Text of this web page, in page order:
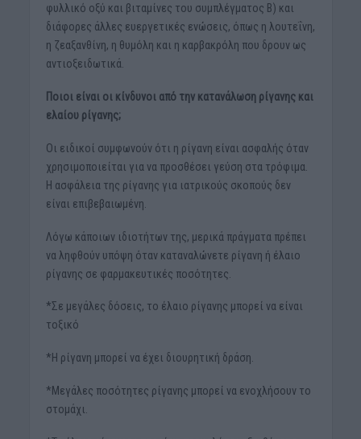
φυλλικό οξύ και βιταμίνες του συμπλέγματος Β) και
διάφορες άλλες ευεργετικές ενώσεις, όπως η λουτεΐνη,
η ζεαξανθίνη, η θυμόλη και η καρβακρόλη που δρουν ως
αντιοξειδωτικά.
Ποιοι είναι οι κίνδυνοι από την κατανάλωση ρίγανης και
ελαίου ρίγανης;
Οι ειδικοί συμφωνούν ότι η ρίγανη είναι ασφαλής όταν
χρησιμοποιείται για να προσθέσει γεύση στα τρόφιμα.
Η ασφάλεια της ρίγανης για ιατρικούς σκοπούς δεν
είναι επιβεβαιωμένη.
Λόγω κάποιων ιδιοτήτων της, μερικά πράγματα πρέπει
να ληφθούν υπόψη όταν καταναλώνετε ρίγανη ή έλαιο
ρίγανης σε φαρμακευτικές ποσότητες.
*Σε μεγάλες δόσεις, το έλαιο ρίγανης μπορεί να είναι
τοξικό
*Η ρίγανη μπορεί να έχει διουρητική δράση.
*Μεγάλες ποσότητες ρίγανης μπορεί να ενοχλήσουν το
στομάχι.